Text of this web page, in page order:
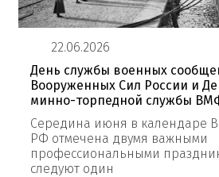
22.06.2026
День службы военных
Вооруженных Сил России и
минно-торпедной службы
Середина июня в календаре
РФ отмечена двумя важными
профессиональными
следуют один